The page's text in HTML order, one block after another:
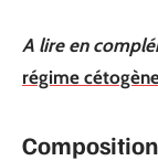
A lire en
régime